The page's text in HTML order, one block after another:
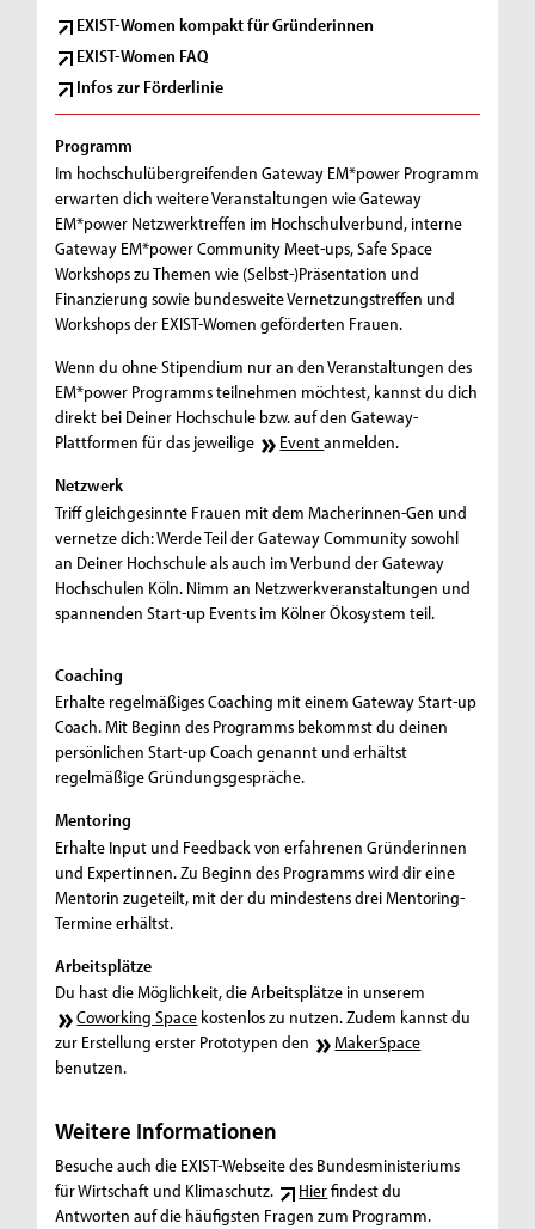
EXIST-Women kompakt für Gründerinnen
EXIST-Women FAQ
Infos zur Förderlinie
Programm
Im hochschulübergreifenden Gateway EM*power Programm
erwarten dich weitere Veranstaltungen wie Gateway
EM*power Netzwerktreffen im Hochschulverbund, interne
Gateway EM*power Community Meet-ups, Safe Space
Workshops zu Themen wie (Selbst-)Präsentation und
Finanzierung sowie bundesweite Vernetzungstreffen und
Workshops der EXIST-Women geförderten Frauen.
Wenn du ohne Stipendium nur an den Veranstaltungen des
EM*power Programms teilnehmen möchtest, kannst du dich
direkt bei Deiner Hochschule bzw. auf den Gateway-
Plattformen für das jeweilige
Eventanmelden.
Netzwerk
Triff gleichgesinnte Frauen mit dem Macherinnen-Gen und
vernetze dich: Werde Teil der Gateway Community sowohl
an Deiner Hochschule als auch im Verbund der Gateway
Hochschulen Köln. Nimm an Netzwerkveranstaltungen und
spannenden Start-up Events im Kölner Ökosystem teil.
Coaching
Erhalte regelmäßiges Coaching mit einem Gateway Start-up
Coach. Mit Beginn des Programms bekommst du deinen
persönlichen Start-up Coach genannt und erhältst
regelmäßige Gründungsgespräche.
Mentoring
Erhalte Input und Feedback von erfahrenen Gründerinnen
und Expertinnen. Zu Beginn des Programms wird dir eine
Mentorin zugeteilt, mit der du mindestens drei Mentoring-
Termine erhältst.
Arbeitsplätze
Du hast die Möglichkeit, die Arbeitsplätze in unserem
Coworking Space kostenlos zu nutzen. Zudem kannst du
zur Erstellung erster Prototypen den
MakerSpace
benutzen.
Weitere Informationen
Besuche auch die EXIST-Webseite des Bundesministeriums
für Wirtschaft und Klimaschutz.
Hierfindest du
Antworten auf die häufigsten Fragen zum Programm.